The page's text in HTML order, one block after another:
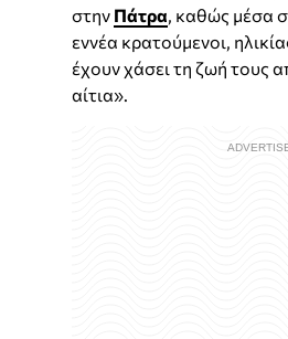
στην Πάτρα, καθώς μέσα
εννέα κρατούμενοι,
έχουν χάσει τη ζωή τους
αίτια».